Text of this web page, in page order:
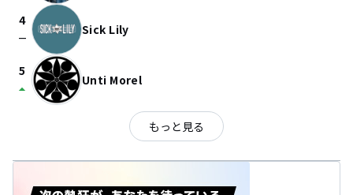
4
check_indeterminate_small Sick Lily
5
arrow_drop_up Unti Morel
もっと見る